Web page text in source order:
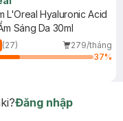
L'Oreal Hyaluronic Acid
Sáng Da 30ml
(27)
279/tháng
37%
Đăng nhập